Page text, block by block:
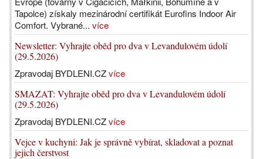
Tapolce) získaly mezinárodní certifikát Eurofins Indoor Air
Comfort. Vybrané... více
Newsletter: Vyhrajte oběd pro dva v Levandulovém údolí
(29.5.2026)
Zpravodaj BYDLENI.CZvíce
SMAZAT: Vyhrajte oběd pro dva v Levandulovém údolí
(29.5.2026)
Zpravodaj BYDLENI.CZvíce
Vejce v kuchyni: Jak je správně vybírat, skladovat a poznat
jejich čerstvost